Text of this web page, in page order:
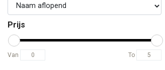
Prijs
Van To